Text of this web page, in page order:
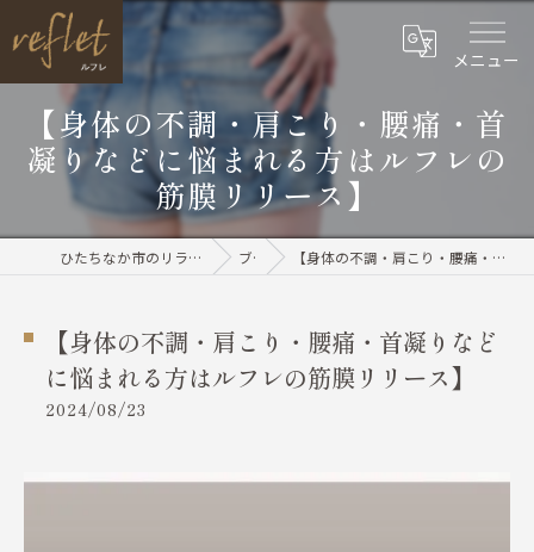
メニュー
【身体の不調・肩こり・腰痛・首
凝りなどに悩まれる方はルフレの
筋膜リリース】
ひたちなか市のリラクゼーションならreflet（ルフレ） ブログ 【身体の不調・肩こり・腰痛・首凝りなどに悩まれる方はルフレの筋膜リリース】
【身体の不調・肩こり・腰痛・首凝りなど
に悩まれる方はルフレの筋膜リリース】
2024/08/23